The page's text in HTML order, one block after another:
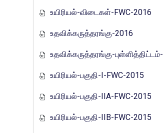
உயிரியல்-விடைகள்-FWC-2016
உதவிக்கருத்தரங்கு-2016
உதவிக்கருத்தரங்கு-புள்ளித்திட்டம்-2016
உயிரியல்-பகுதி-I-FWC-2015
உயிரியல்-பகுதி-IIA-FWC-2015
உயிரியல்-பகுதி-IIB-FWC-2015